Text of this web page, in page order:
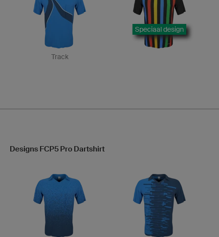
Track
Speciaal design
Designs FCP5 Pro Dartshirt